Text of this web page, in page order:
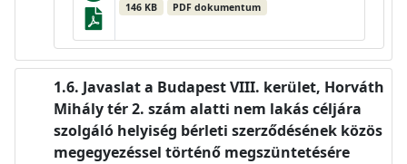
146 KB PDF dokumentum
Javaslat a Budapest VIII. kerület, Horváth
Mihály tér 2. szám alatti nem lakás céljára
szolgáló helyiség bérleti szerződésének közös
megegyezéssel történő megszüntetésére